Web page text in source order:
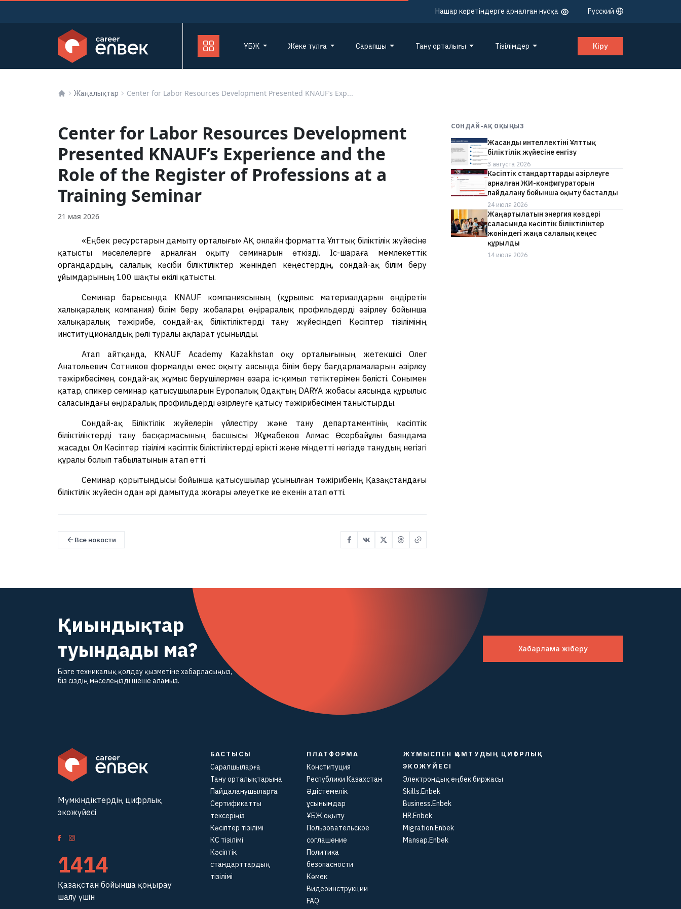
Нашар көретіндерге арналған нұсқа Русский
ҰБЖ Жеке тұлға Сарапшы Тану орталығы Тізілімдер Кіру
Жаңалықтар Center for Labor Resources Development Presented KNAUF’s Exp...
Center for Labor Resources Development
Presented KNAUF’s Experience and the
Role of the Register of Professions at a
Training Seminar
21 мая 2026
«Еңбек ресурстарын дамыту орталығы» АҚ онлайн форматта Ұлттық біліктілік жүйесіне
қатысты мәселелерге арналған оқыту семинарын өткізді. Іс-шараға мемлекеттік
органдардың, салалық кәсіби біліктіліктер жөніндегі кеңестердің, сондай-ақ білім беру
ұйымдарының 100 шақты өкілі қатысты.
Семинар барысында KNAUF компаниясының (құрылыс материалдарын өндіретін
халықаралық компания) білім беру жобалары, өңіраралық профильдерді әзірлеу бойынша
халықаралық тәжірибе, сондай-ақ біліктіліктерді тану жүйесіндегі Кәсіптер тізілімінің
институционалдық рөлі туралы ақпарат ұсынылды.
Атап айтқанда, KNAUF Academy Kazakhstan оқу орталығының жетекшісі Олег
Анатольевич Сотников формалды емес оқыту аясында білім беру бағдарламаларын әзірлеу
тәжірибесімен, сондай-ақ жұмыс берушілермен өзара іс-қимыл тетіктерімен бөлісті. Сонымен
қатар, спикер семинар қатысушыларын Еуропалық Одақтың DARYA жобасы аясында құрылыс
саласындағы өңіраралық профильдерді әзірлеуге қатысу тәжірибесімен таныстырды.
Сондай-ақ Біліктілік жүйелерін үйлестіру және тану департаментінің кәсіптік
біліктіліктерді тану басқармасының басшысы Жұмабеков Алмас Өсербайұлы баяндама
жасады. Ол Кәсіптер тізілімі кәсіптік біліктіліктерді ерікті және міндетті негізде танудың негізгі
құралы болып табылатынын атап өтті.
Семинар қорытындысы бойынша қатысушылар ұсынылған тәжірибенің Қазақстандағы
біліктілік жүйесін одан әрі дамытуда жоғары әлеуетке ие екенін атап өтті.
Все новости
СОНДАЙ-АҚ ОҚЫҢЫЗ
Жасанды интеллектіні Ұлттық
біліктілік жүйесіне енгізу
3 августа 2026
Кәсіптік стандарттарды әзірлеуге
арналған ЖИ-конфигураторын
пайдалану бойынша оқыту басталды
24 июля 2026
Жаңартылатын энергия көздері
саласында кәсіптік біліктіліктер
жөніндегі жаңа салалық кеңес
құрылды
14 июля 2026
Қиындықтар
туындады ма?
Бізге техникалық қолдау қызметіне хабарласыңыз,
біз сіздің мәселеңізді шеше аламыз.
Хабарлама жіберу
Мүмкіндіктердің цифрлық
экожүйесі
1414
Қазақстан бойынша қоңырау
шалу үшін
БАСТЫСЫ
Сарапшыларға
Тану орталықтарына
Пайдаланушыларға
Сертификатты
тексеріңіз
Кәсіптер тізілімі
КС тізілімі
Кәсіптік
стандарттардың
тізілімі
ПЛАТФОРМА
Конституция
Республики Казахстан
Әдістемелік
ұсынымдар
ҰБЖ оқыту
Пользовательское
соглашение
Политика
безопасности
Көмек
Видеоинструкции
FAQ
ЖҰМЫСПЕН ҚАМТУДЫҢ ЦИФРЛЫҚ
ЭКОЖҮЙЕСІ
Электрондық еңбек биржасы
Skills.Enbek
Business.Enbek
HR.Enbek
Migration.Enbek
Mansap.Enbek